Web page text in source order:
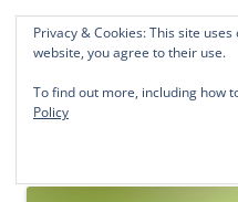
Michael
Privacy & Cookies: This site
website, you agree to their use.
To find out more, including how
Policy